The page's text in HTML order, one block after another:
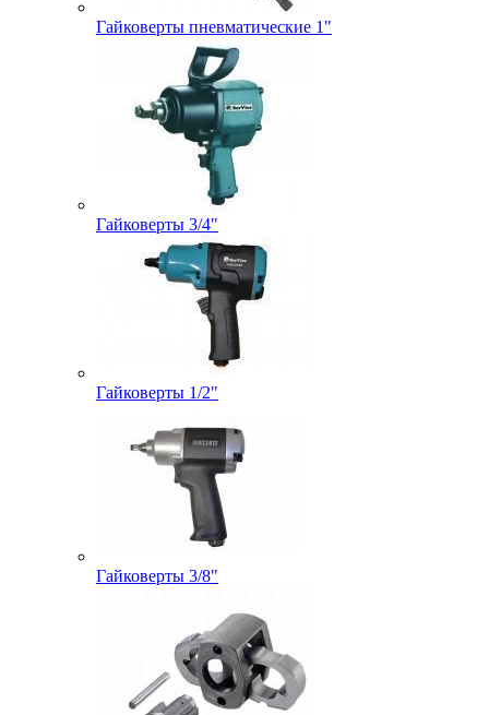
Гайковерты пневматические 1"
Гайковерты 3/4"
Гайковерты 1/2"
Гайковерты 3/8"